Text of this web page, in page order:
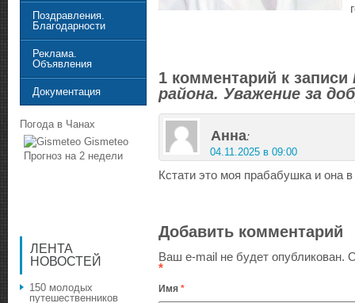
1 комментарий к записи
района. Уважение за
Анна:
04.11.2025 в 09:00
Кстати это моя прабабушка и она
Добавить комментарий
Ваш e-mail не будет опубликован.
*
Имя *
Поздравления.
Благодарности
Реклама.
Объявления
Документация
Погода в Чанах
Gismeteo
Прогноз на 2 недели
ЛЕНТА
НОВОСТЕЙ
150 молодых
путешественников